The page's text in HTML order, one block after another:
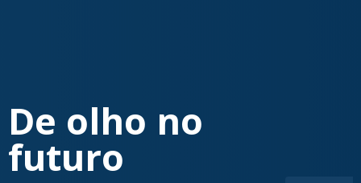
De olho no
futuro